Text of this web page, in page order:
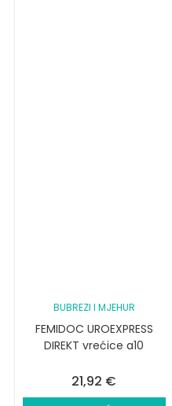
BUBREZI I MJEHUR
FEMIDOC UROEXPRESS
DIREKT vrećice a10
21,92 €